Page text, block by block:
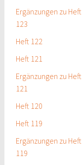
Ergänzungen zu Heft
123
Heft 122
Heft 121
Ergänzungen zu Heft
121
Heft 120
Heft 119
Ergänzungen zu Heft
119